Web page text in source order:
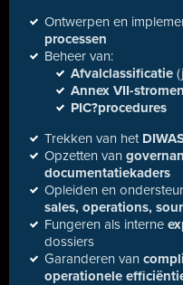
Ontwerpen en
processen
Beheer van:
Afvalclassificatie
Annex VII-stromen
PIC?procedures
Trekken van het
Opzetten van
documentatiekaders
Opleiden en
sales, operations,
Fungeren als interne
dossiers
Garanderen van
operationele